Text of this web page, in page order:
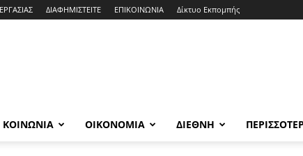
ΔΙΑΦΗΜΙΣΤΕΙΤΕ ΕΠΙΚΟΙΝΩΝΙΑ Δίκτυο Εκπομπής
ΚΟΙΝΩΝΙΑ ΟΙΚΟΝΟΜΙΑ ΔΙΕΘΝΗ